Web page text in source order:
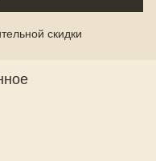
скидки